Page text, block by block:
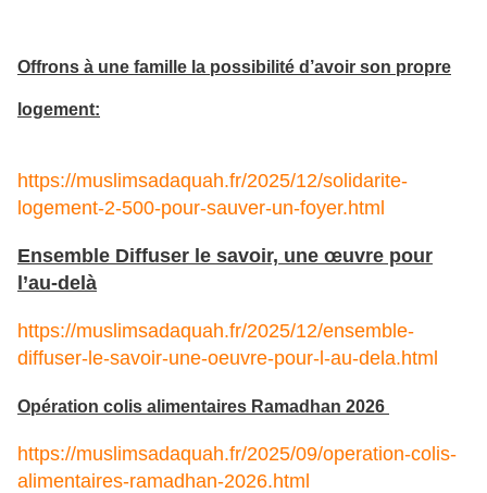
Offrons à une famille la possibilité d’avoir son propre
logement:
https://muslimsadaquah.fr/2025/12/solidarite-
logement-2-500-pour-sauver-un-foyer.html
Ensemble Diffuser le savoir, une œuvre pour
l’au-delà
https://muslimsadaquah.fr/2025/12/ensemble-
diffuser-le-savoir-une-oeuvre-pour-l-au-dela.html
Opération colis alimentaires Ramadhan 2026
https://muslimsadaquah.fr/2025/09/operation-colis-
alimentaires-ramadhan-2026.html